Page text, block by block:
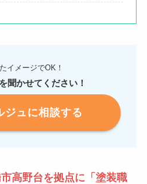
イメージでOK！
聞かせてください！
ジュに相談する
高野台を拠点に「塗装職